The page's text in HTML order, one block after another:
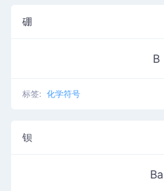
硼
B
标签: 化学符号
钡
Ba